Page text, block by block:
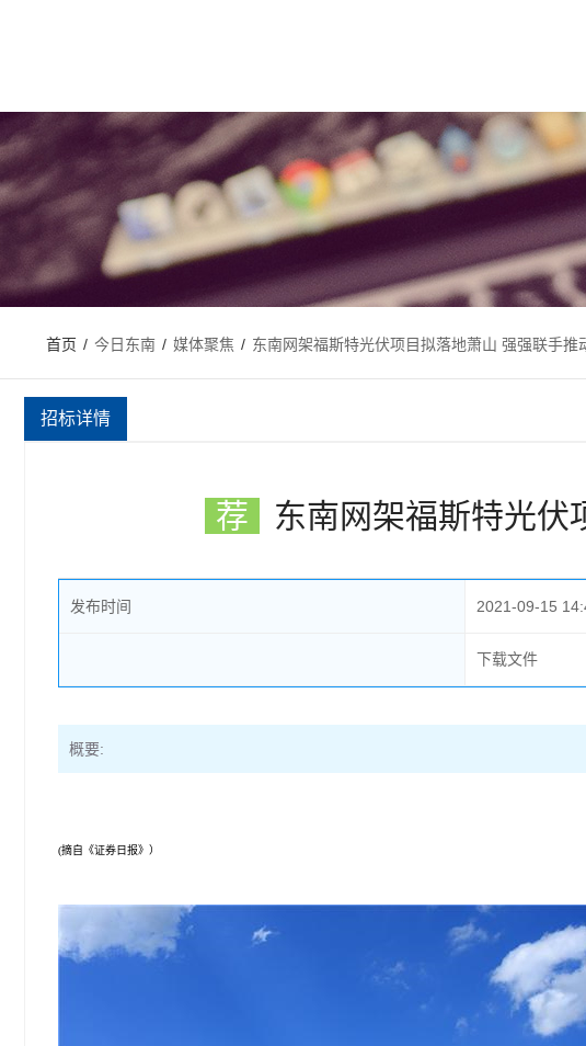
首页 / 今日东南 / 媒体聚焦 / 东南网架福斯特光伏项目拟落地萧山 强强联手推
招标详情
荐 东南网架福斯特光伏
发布时间 2021-09-15
下载文件
概要:
(摘自《证券日报》）